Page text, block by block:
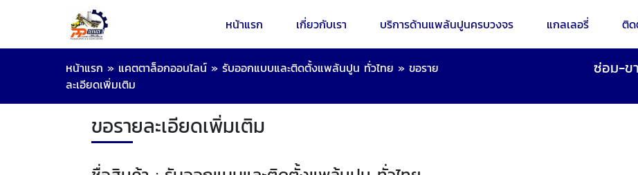
หน้าแรก เกี่ยวกับเรา บริการด้านแพล้นปูนครบวงจร แกลเลอรี่ ติด
หน้าแรก » แคตตาล็อกออนไลน์ » รับออกแบบและติดตั้งแพล้นปูน ทั่วไทย » ขอราย
ละเอียดเพิ่มเติม
ซ่อม-ข
ขอรายละเอียดเพิ่มเติม